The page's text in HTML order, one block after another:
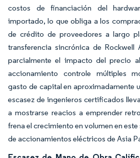
costos de financiación del
importado, lo que obliga a los
de crédito de proveedores a largo
transferencia sincrónica de Rockwell
parcialmente el impacto del precio
accionamiento controle múltiples
gasto de capital en aproximadamente
escasez de ingenieros certificados
a mostrarse reacios a emprender
frena el crecimiento en volumen en
de accionamientos eléctricos de Asia